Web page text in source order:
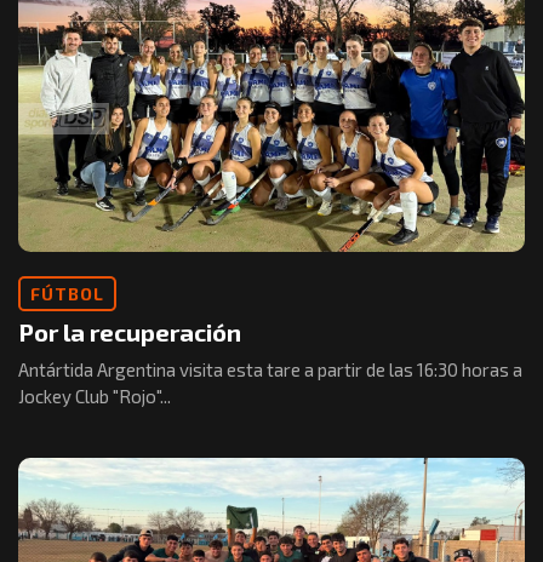
FÚTBOL
Por la recuperación
Antártida Argentina visita esta tare a partir de las 16:30 horas a
Jockey Club "Rojo"...